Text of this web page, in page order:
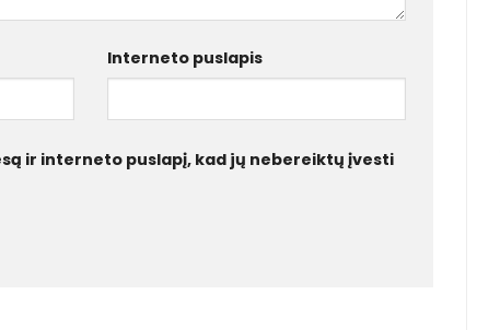
Interneto puslapis
ir interneto puslapį, kad jų nebereiktų įvesti